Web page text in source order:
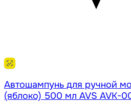
Автошампунь для ручной
(яблоко) 500 мл AVS AVK-